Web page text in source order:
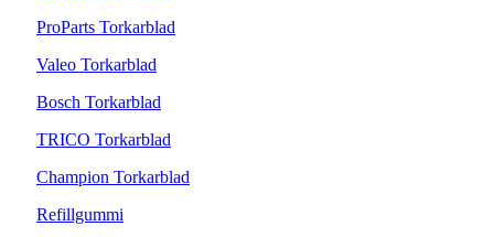
ProParts Torkarblad
Valeo Torkarblad
Bosch Torkarblad
TRICO Torkarblad
Champion Torkarblad
Refillgummi